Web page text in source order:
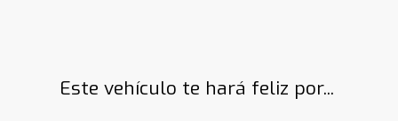
Este vehículo te hará feliz por...